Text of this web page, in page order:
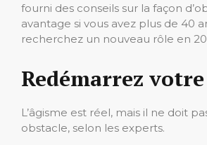
fourni des conseils sur la façon
avantage si vous avez plus de 40
recherchez un nouveau rôle en
Redémarrez
L’âgisme est réel, mais il ne doit
obstacle, selon les experts.